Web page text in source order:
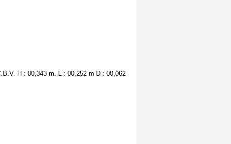
H : 00,343 m. L : 00,252 m D : 00,062